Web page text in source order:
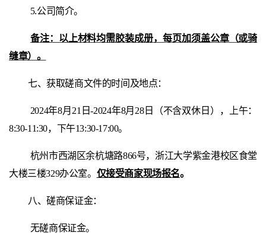
5.公司简介。
备注：以上材料均需胶装成册，每页加须盖公章（或骑
缝章）。
七、获取磋商文件的时间 及地点：
2024年8月21日-2024年8月28日（不含双休日），上午：
8:30-11:30，下午13:30-17:00。
杭州市西湖区余杭塘路866号，浙江大学紫金港校区食堂
大楼三楼329办公室。 仅接受商家现场报名。
八、磋商保证金：
无磋商保证金。